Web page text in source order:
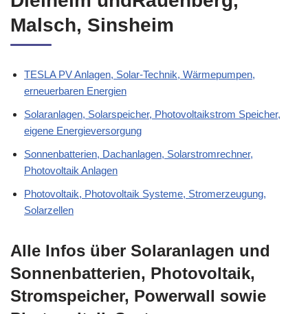
Malsch, Sinsheim
TESLA PV Anlagen, Solar-Technik, Wärmepumpen,
erneuerbaren Energien
Solaranlagen, Solarspeicher, Photovoltaikstrom Speicher,
eigene Energieversorgung
Sonnenbatterien, Dachanlagen, Solarstromrechner,
Photovoltaik Anlagen
Photovoltaik, Photovoltaik Systeme, Stromerzeugung,
Solarzellen
Alle Infos über Solaranlagen und
Sonnenbatterien, Photovoltaik,
Stromspeicher, Powerwall sowie